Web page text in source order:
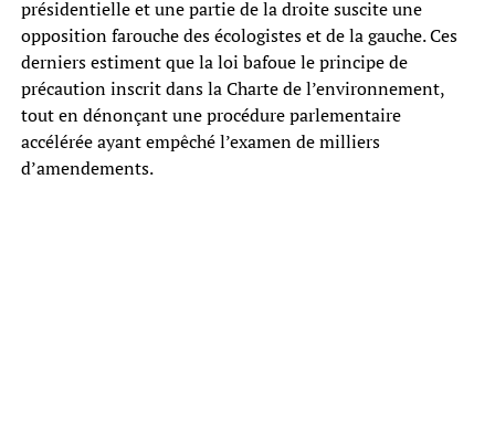
présidentielle et une partie de la droite suscite une
opposition farouche des écologistes et de la gauche. Ces
derniers estiment que la loi bafoue le principe de
précaution inscrit dans la Charte de l’environnement,
tout en dénonçant une procédure parlementaire
accélérée ayant empêché l’examen de milliers
d’amendements.